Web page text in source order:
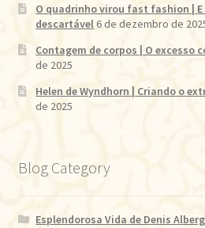
O quadrinho virou fast fashion |
descartável 6 de dezembro de
Contagem de corpos | O excesso
de 2025
Helen de Wyndhorn | Criando o
de 2025
Blog Category
Esplendorosa Vida de Denis